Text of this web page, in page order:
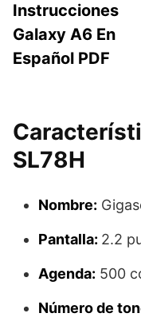
Instrucciones
Galaxy A6 En
Español PDF
SL78H
Nombre:
Pantalla: 2.2
Agenda: 500
Número de